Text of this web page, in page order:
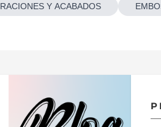
Y ACABADOS